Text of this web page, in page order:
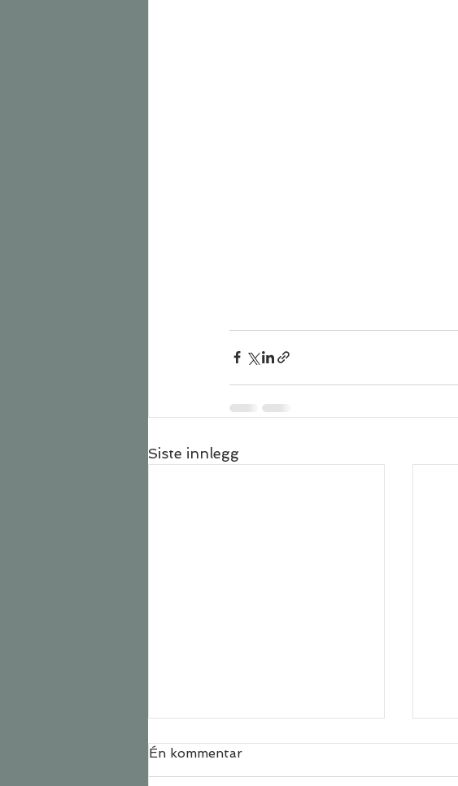
Siste innlegg
Én kommentar